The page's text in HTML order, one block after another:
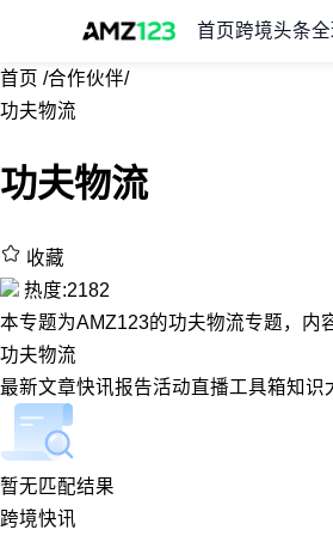
首页 跨境头条
首页 /合作伙伴/
功夫物流
功夫物流
收藏
热度:2182
本专题为AMZ123的功夫物流专题，内
功夫物流
最新文章快讯报告活动直播工具箱知识
暂无匹配结果
跨境快讯